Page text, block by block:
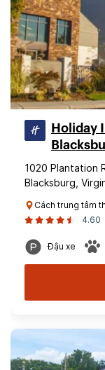
Holiday
1020 Plantation
Blacksburg,
Cách trung tâm
4.60
Đậu xe